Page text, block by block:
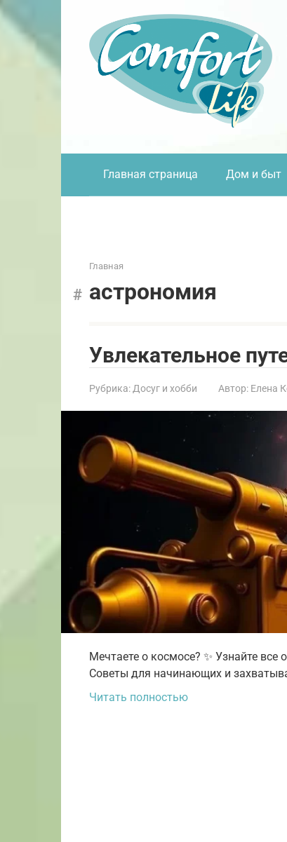
Перейти
контенту
Главная страница Дом и быт
Главная
астрономия
Увлекательное
Рубрика: Досуг и хобби Автор: Елена
Мечтаете о космосе? ✨ Узнайте все
Советы для начинающих и
Читать полностью